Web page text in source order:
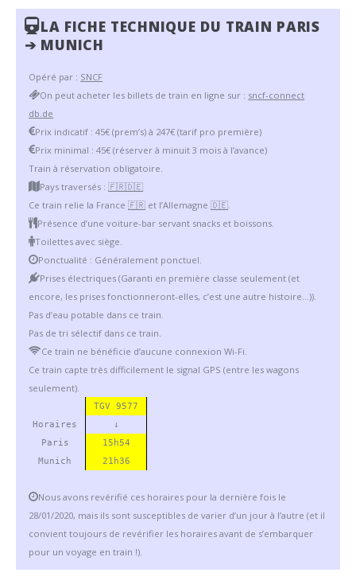
LA FICHE TECHNIQUE DU TRAIN PARIS
➔ MUNICH
Opéré par : SNCF
On peut acheter les billets de train en ligne sur : sncf-connect
db.de
Prix indicatif : 45€ (prem’s) à 247€ (tarif pro première)
Prix minimal : 45€ (réserver à minuit 3 mois à l’avance)
Train à réservation obligatoire.
Pays traversés :🇫🇷🇩🇪
Ce train relie la France🇫🇷 et l’Allemagne🇩🇪
Présence d’une voiture-bar servant snacks et boissons.
Toilettes avec siège.
Ponctualité : Généralement ponctuel.
Prises électriques (Garanti en première classe seulement (et
encore, les prises fonctionneront-elles, c’est une autre histoire…)).
Pas d’eau potable dans ce train.
Pas de tri sélectif dans ce train.
Ce train ne bénéficie d’aucune connexion Wi-Fi.
Ce train capte très difficilement le signal GPS (entre les wagons
seulement).
TGV 9577
Horaires
↓
Paris
15h54
Munich
21h36
Nous avons revérifié ces horaires pour la dernière fois le
28/01/2020, mais ils sont susceptibles de varier d’un jour à l’autre (et il
convient toujours de revérifier les horaires avant de s’embarquer
pour un voyage en train !).